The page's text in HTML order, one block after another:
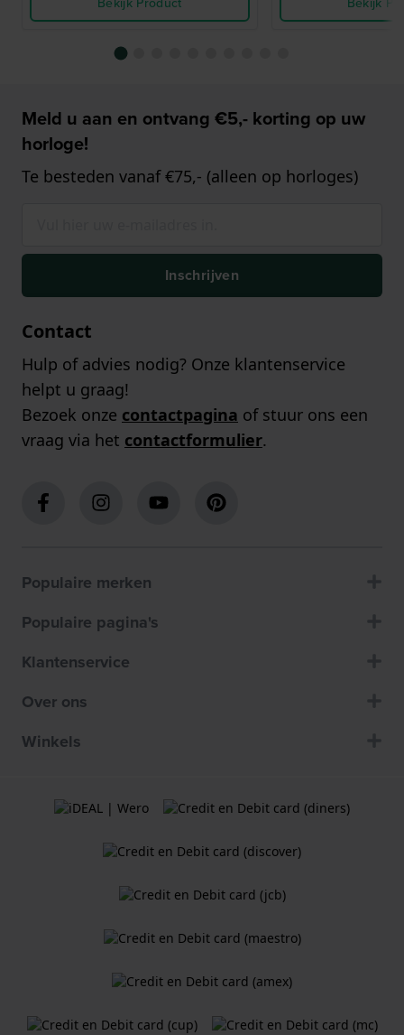
Meld u aan en ontvang €5,- korting op uw
horloge!
Te besteden vanaf €75,- (alleen op horloges)
Inschrijven
Contact
Hulp of advies nodig? Onze klantenservice
helpt u graag!
Bezoek onze contactpagina of stuur ons een
vraag via het contactformulier.
Populaire merken
Populaire pagina's
Klantenservice
Over ons
Winkels